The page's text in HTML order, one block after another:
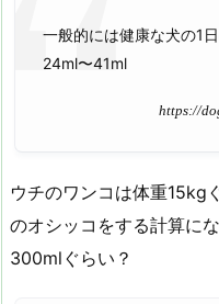
一般的には健康な犬の1
24ml〜41ml
https://
ウチのワンコは体重15kg
のオシッコをする計算に
300mlぐらい？